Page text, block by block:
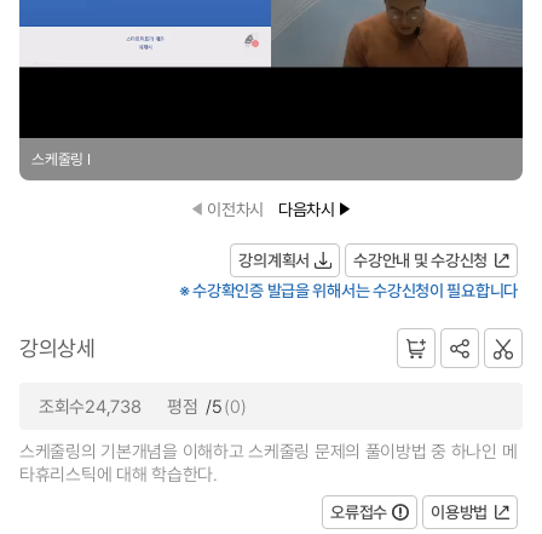
스케줄링 I
이전차시 다음차시
강의계획서
수강안내 및 수강신청
※ 수강확인증 발급을 위해서는 수강신청이 필요합니다
강의상세
조회수24,738 평점 /5(0)
스케줄링의 기본개념을 이해하고 스케줄링 문제의 풀이방법 중 하나인 메
타휴리스틱에 대해 학습한다.
오류접수
이용방법